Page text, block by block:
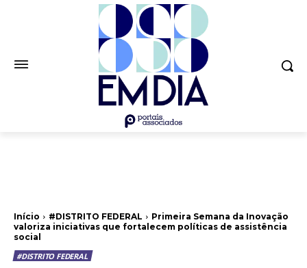
Início #DISTRITO FEDERAL
Primeira Semana da Inovação
valoriza iniciativas que fortalecem políticas de assistência
social
#DISTRITO FEDERAL